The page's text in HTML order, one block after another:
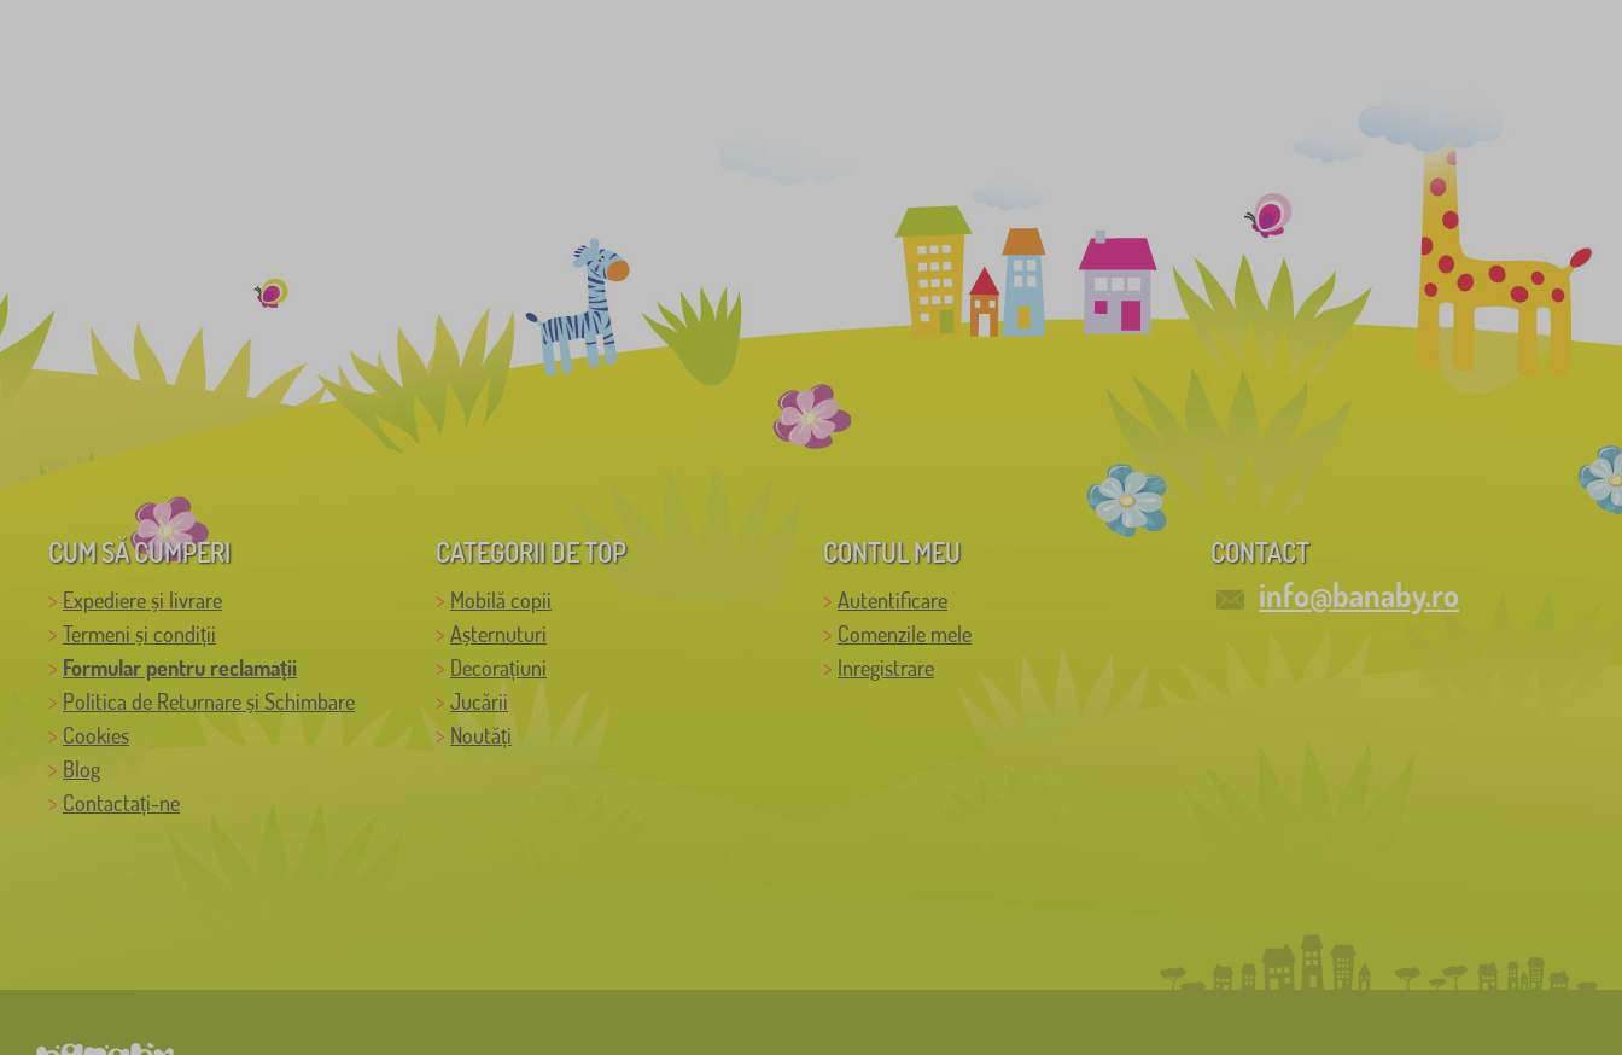
CUM SĂ CUMPERI
Expediere și livrare
Termeni și condiții
Formular pentru reclamații
Politica de Returnare și Schimbare
Cookies
Blog
Contactați-ne
CATEGORII DE TOP
Mobilă copii
Așternuturi
Decorațiuni
Jucării
Noutăți
CONTUL MEU
Autentificare
Comenzile mele
Inregistrare
CONTACT
info@banaby.ro